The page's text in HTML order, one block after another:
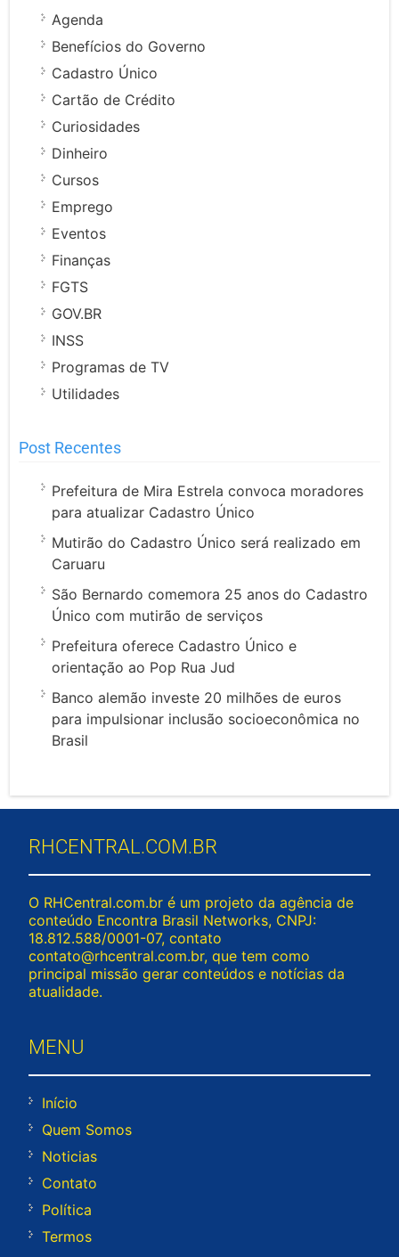
Agenda
Benefícios do Governo
Cadastro Único
Cartão de Crédito
Curiosidades
Dinheiro
Cursos
Emprego
Eventos
Finanças
FGTS
GOV.BR
INSS
Programas de TV
Utilidades
Post Recentes
Prefeitura de Mira Estrela convoca moradores
para atualizar Cadastro Único
Mutirão do Cadastro Único será realizado em
Caruaru
São Bernardo comemora 25 anos do Cadastro
Único com mutirão de serviços
Prefeitura oferece Cadastro Único e
orientação ao Pop Rua Jud
Banco alemão investe 20 milhões de euros
para impulsionar inclusão socioeconômica no
Brasil
RHCENTRAL.COM.BR
O RHCentral.com.br é um projeto da agência de
conteúdo Encontra Brasil Networks, CNPJ:
18.812.588/0001-07, contato
contato@rhcentral.com.br, que tem como
principal missão gerar conteúdos e notícias da
atualidade.
MENU
Início
Quem Somos
Noticias
Contato
Política
Termos